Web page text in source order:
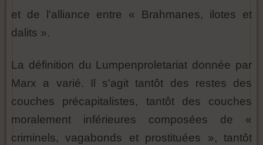
et de l'alliance entre « Brahmanes, ilotes et
dalits ».
La définition du Lumpenproletariat donnée par
Marx a varié. Il s'agit tantôt des restes des
couches précapitalistes, tantôt des couches
moralement inférieures composées de «
criminels, vagabonds et prostituées », tantôt